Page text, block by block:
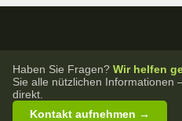
Haben Sie Fragen? Wir helfen
Sie alle nützlichen Informationen
direkt.
Kontakt aufnehmen →